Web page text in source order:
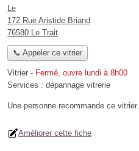
Le
172 Rue Aristide Briand
76580 Le Trait
📞 Appeler ce vitrier
Vitrier - Fermé, ouvre lundi à 8h00
Services : dépannage vitrerie
Une personne recommande ce vitrier.
Améliorer cette fiche